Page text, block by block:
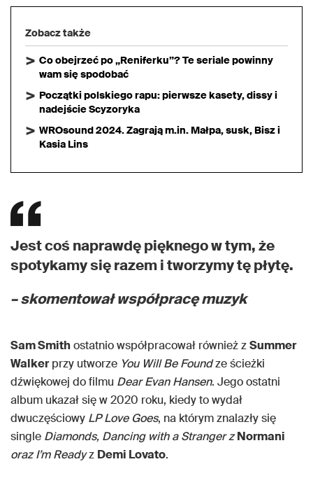
Zobacz także
Co obejrzeć po „Reniferku”? Te seriale powinny
wam się spodobać
Początki polskiego rapu: pierwsze kasety, dissy i
nadejście Scyzoryka
WROsound 2024. Zagrają m.in. Małpa, susk, Bisz i
Kasia Lins
Jest coś naprawdę pięknego w tym, że
spotykamy się razem i tworzymy tę płytę.
– skomentował współpracę muzyk
Sam Smithostatnio współpracował również zSummer
Walkerprzy utworze You Will Be Foundze ścieżki
dźwiękowej do filmu Dear Evan Hansen. Jego ostatni
album ukazał się w 2020 roku, kiedy to wydał
dwuczęściowy LP Love Goes, na którym znalazły się
single Diamonds, Dancing with a Stranger zNormani
oraz I’m Readyz Demi Lovato.